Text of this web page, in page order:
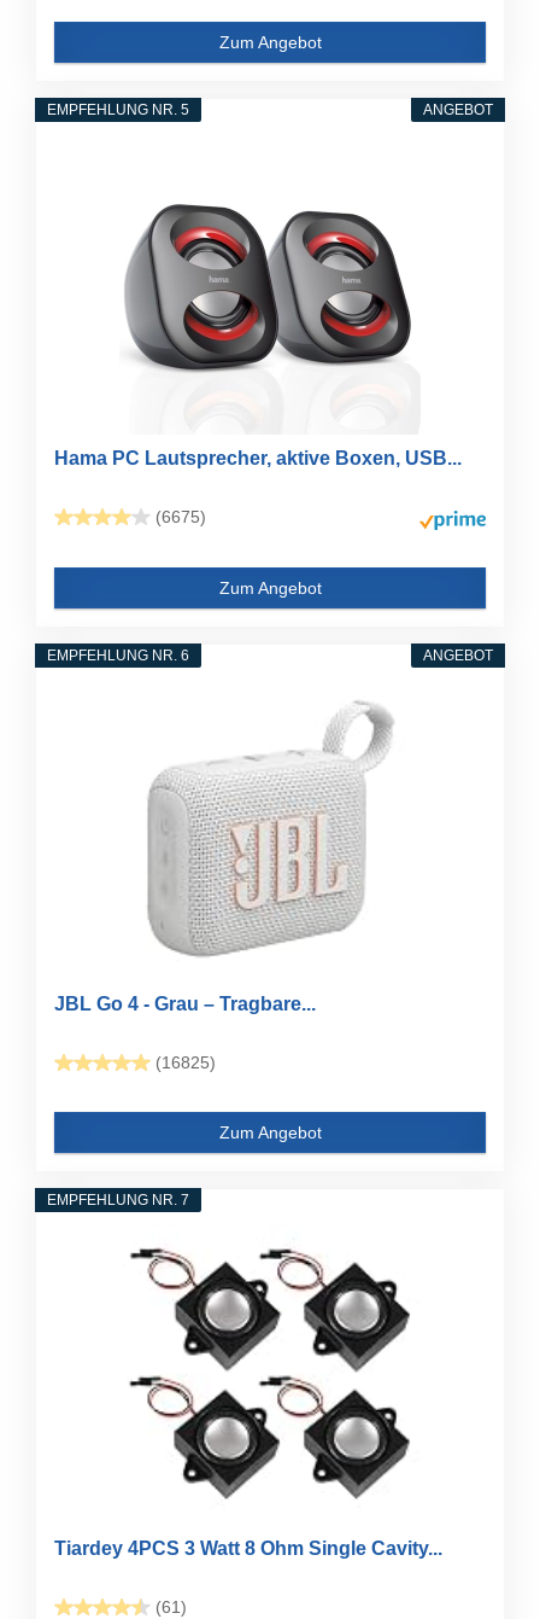
Zum Angebot
ANGEBOT
EMPFEHLUNG NR. 5
Hama PC Lautsprecher, aktive Boxen, USB...
(6675)
Zum Angebot
ANGEBOT
EMPFEHLUNG NR. 6
JBL Go 4 - Grau – Tragbare...
(16825)
Zum Angebot
EMPFEHLUNG NR. 7
Tiardey 4PCS 3 Watt 8 Ohm Single Cavity...
(61)